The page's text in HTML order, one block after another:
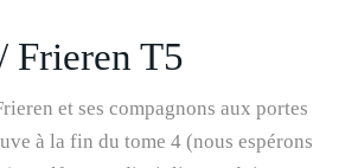
T5
et ses compagnons aux portes
à la fin du tome 4 (nous espérons